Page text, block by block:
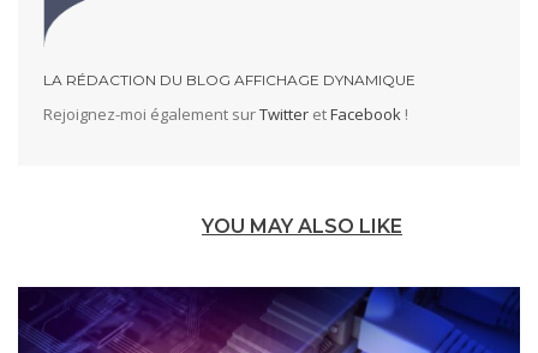
LA RÉDACTION DU BLOG AFFICHAGE DYNAMIQUE
Rejoignez-moi également surTwitteretFacebook!
YOU MAY ALSO LIKE